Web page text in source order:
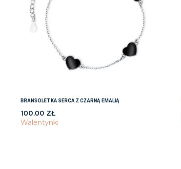
BRANSOLETKA SERCA Z CZARNĄ EMALIĄ
100.00 ZŁ
Walentynki